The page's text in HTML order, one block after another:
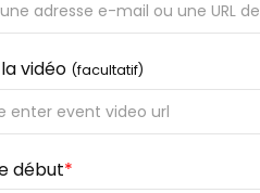
la vidéo (facultatif)
début*